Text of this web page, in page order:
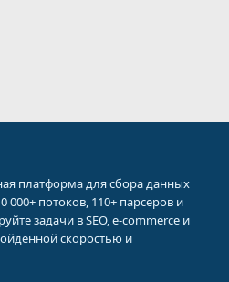
платформа для сбора данных
потоков, 110+ парсеров и
задачи в SEO, e-commerce и
скоростью и